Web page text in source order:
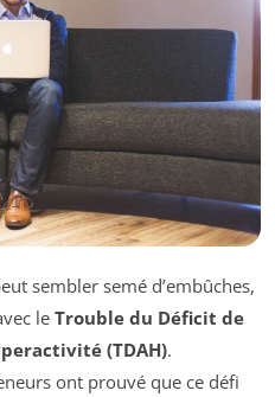
sembler semé d’embûches,
le Trouble du Déficit de
(TDAH).
ont prouvé que ce défi